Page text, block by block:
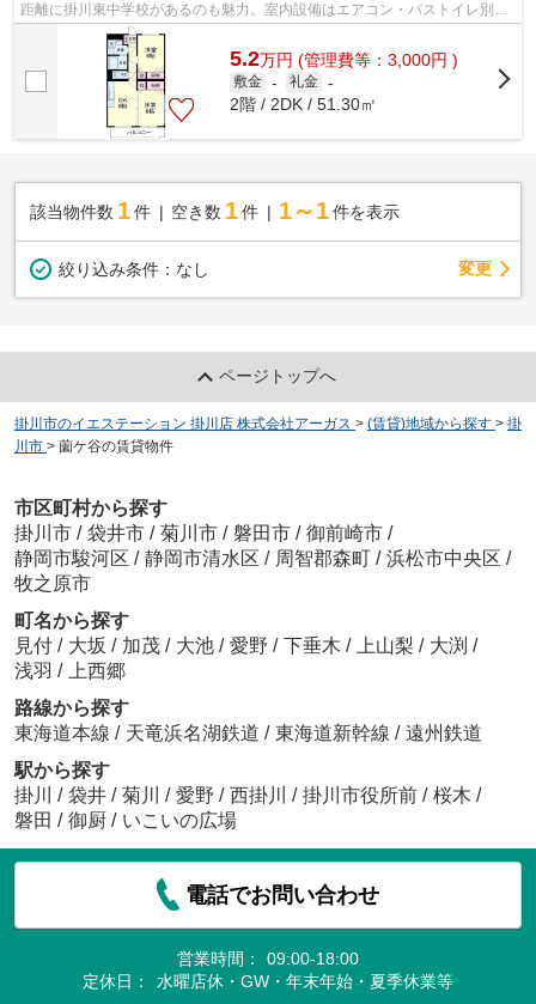
距離に掛川東中学校があるのも魅力。室内設備はエアコン・バストイレ別な
どが揃っているので、快適に過ごしや...
5.2万円 (管理費等：3,000円 )
敷金 - 礼金 -
2階 / 2DK / 51.30㎡
該当物件数 1件 空き数 1 件 1～1 件を表示
絞り込み条件： なし 変更
ページトップへ
掛川市のイエステーション 掛川店 株式会社アーガス > (賃貸)地域から探す > 掛
川市 > 薗ケ谷の賃貸物件
市区町村から探す
掛川市 / 袋井市 / 菊川市 / 磐田市 / 御前崎市 /
静岡市駿河区 / 静岡市清水区 / 周智郡森町 / 浜松市中央区 /
牧之原市
町名から探す
見付 / 大坂 / 加茂 / 大池 / 愛野 / 下垂木 / 上山梨 / 大渕 /
浅羽 /
上西郷
路線から探す
東海道本線 / 天竜浜名湖鉄道 / 東海道新幹線 / 遠州鉄道
駅から探す
掛川
/ 袋井 / 菊川 / 愛野 / 西掛川 / 掛川市役所前 / 桜木 /
磐田 / 御厨 / いこいの広場
電話でお問い合わせ
営業時間：
09:00-18:00
定休日：
水曜店休・GW・年末年始・夏季休業等